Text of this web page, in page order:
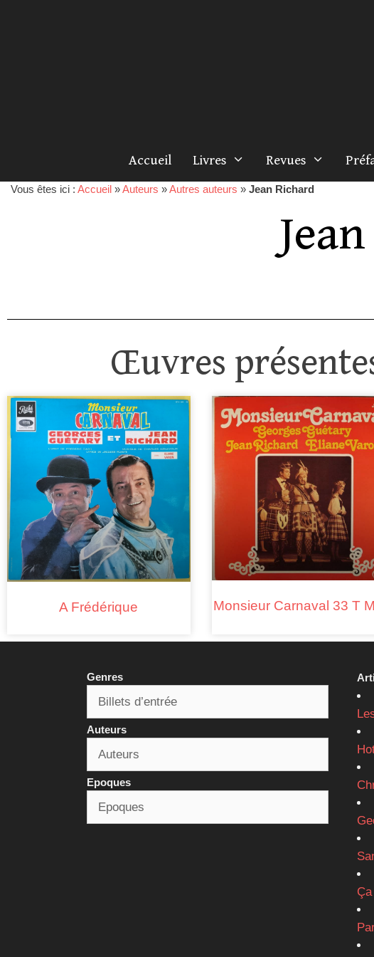
Accueil Livres Revues
Vous êtes ici : Accueil »Auteurs »Autres auteurs » Jean Richard
Œuvres
A Frédérique Monsieur Carnaval 33 T
Genres
Auteurs
Epoques